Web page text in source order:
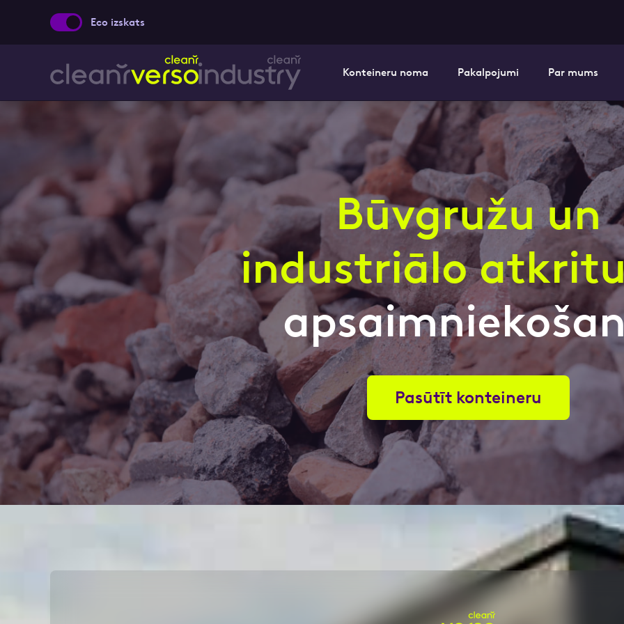
Eco izskats
Konteineru noma Pakalpojumi Par mums
Būvgružu un
industriālo
Pasūtīt konteineru
Aizpildi pieteikuma formu un mēs ar tevi
E-pasts
Ziņa
Atzīmējiet, ka piekrītat personas datu apstrādei.Vairāk